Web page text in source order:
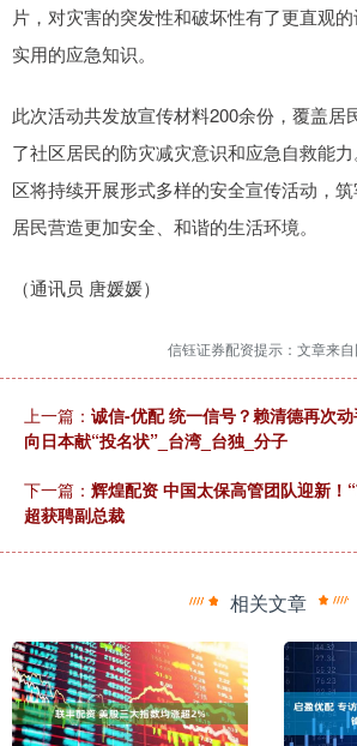
片，对灾害的突发性和破坏性有了更直观
实用的应急知识。
此次活动共发放宣传材料200余份，覆盖居
了社区居民的防灾减灾意识和应急自救能
区将持续开展形式多样的安全宣传活动，
居民营造更加安全、和谐的生活环境。
（通讯员 唐媛媛）
信钰证券配资提示：文章来自
上一篇： 诚信-优配 统一信号？赖清德再次
向日本献“投名状”_台湾_台独_分子
下一篇： 辉煌配资 中国太保高管团队迎新！
超获聘副总裁
相关文章